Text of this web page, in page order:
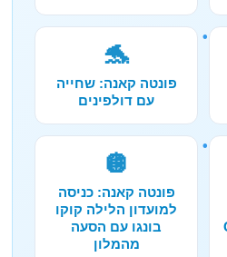
🐬
פונטה קאנה: שחייה
עם דולפינים
🪩
פונטה קאנה: כניסה
למועדון הלילה קוקו
בונגו עם הסעה
מהמלון